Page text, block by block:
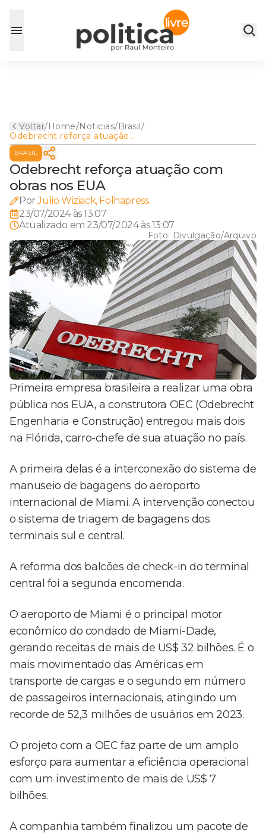
Voltar/Home/Noticias/Brasil/
Odebrecht reforça atuação
com obras nos EUA
BRASIL
Odebrecht reforça atuação com
obras nos EUA
Por Julio Wiziack, Folhapress
23/07/2024 às 13:07
Atualizado em 23/07/2024 às 13:07
Foto: Divulgação/Arquivo
Primeira empresa brasileira a realizar uma obra
pública nos EUA, a construtora OEC (Odebrecht
Engenharia e Construção) entregou mais dois
na Flórida, carro-chefe de sua atuação no país.
A primeira delas é a interconexão do sistema de
manuseio de bagagens do aeroporto
internacional de Miami. A intervenção conectou
o sistema de triagem de bagagens dos
terminais sul e central.
A reforma dos balcões de check-in do terminal
central foi a segunda encomenda.
O aeroporto de Miami é o principal motor
econômico do condado de Miami-Dade,
gerando receitas de mais de US$ 32 bilhões. É o
mais movimentado das Américas em
transporte de cargas e o segundo em número
de passageiros internacionais, atingindo um
recorde de 52,3 milhões de usuários em 2023.
O projeto com a OEC faz parte de um amplo
esforço para aumentar a eficiência operacional
com um investimento de mais de US$ 7
bilhões.
A companhia também finalizou um pacote de